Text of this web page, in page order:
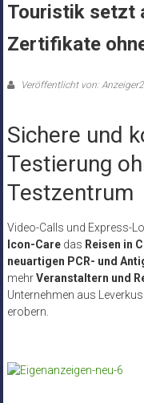
Touristik setzt
Zertifikate
Veröffentlicht von:
Sichere und
Testierung
Testzentrum
Video-Calls und Express-
Icon-Caredas Reisen in
neuartigen PCR- und
mehrVeranstaltern und
Unternehmen aus
erobern.